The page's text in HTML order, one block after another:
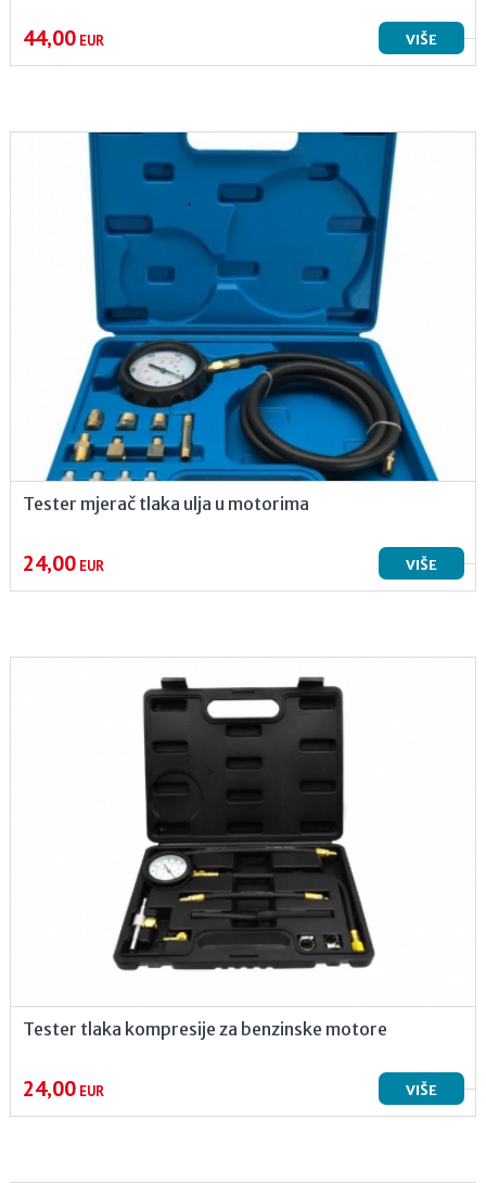
44,00EUR VIŠE
Tester mjerač tlaka ulja u motorima
24,00EUR VIŠE
Tester tlaka kompresije za benzinske motore
24,00EUR VIŠE